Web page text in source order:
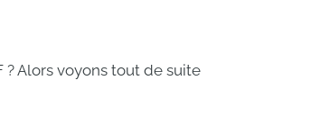
? Alors voyons tout de suite